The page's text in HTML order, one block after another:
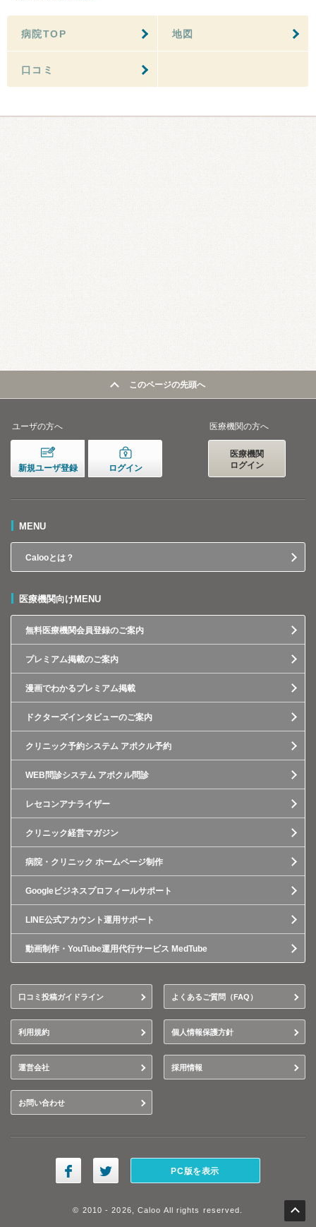
病院TOP 地図
口コミ
このページの先頭へ
ユーザの方へ
新規ユーザ登録 ログイン
医療機関の方へ
医療機関
ログイン
MENU
Calooとは？
医療機関向けMENU
無料医療機関会員登録のご案内
プレミアム掲載のご案内
漫画でわかるプレミアム掲載
ドクターズインタビューのご案内
クリニック予約システム アポクル予約
WEB問診システム アポクル問診
レセコンアナライザー
クリニック経営マガジン
病院・クリニック ホームページ制作
Googleビジネスプロフィールサポート
LINE公式アカウント運用サポート
動画制作・YouTube運用代行サービス MedTube
口コミ投稿ガイドライン よくあるご質問（FAQ）
利用規約 個人情報保護方針
運営会社 採用情報
お問い合わせ
PC版を表示
© 2010 - 2026, Caloo All rights reserved.